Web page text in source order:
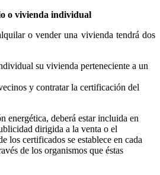
o vivienda individual
o vender una vivienda tendrá dos
su vivienda perteneciente a un
y contratar la certificación del
energética, deberá estar incluida en
dirigida a la venta o el
los certificados se establece en cada
de los organismos que éstas